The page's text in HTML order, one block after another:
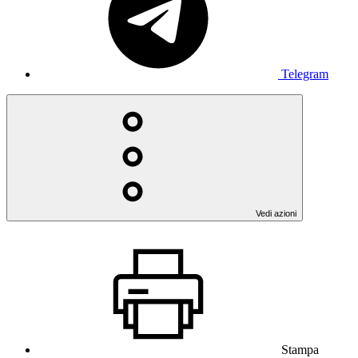
Telegram
Vedi azioni
Stampa